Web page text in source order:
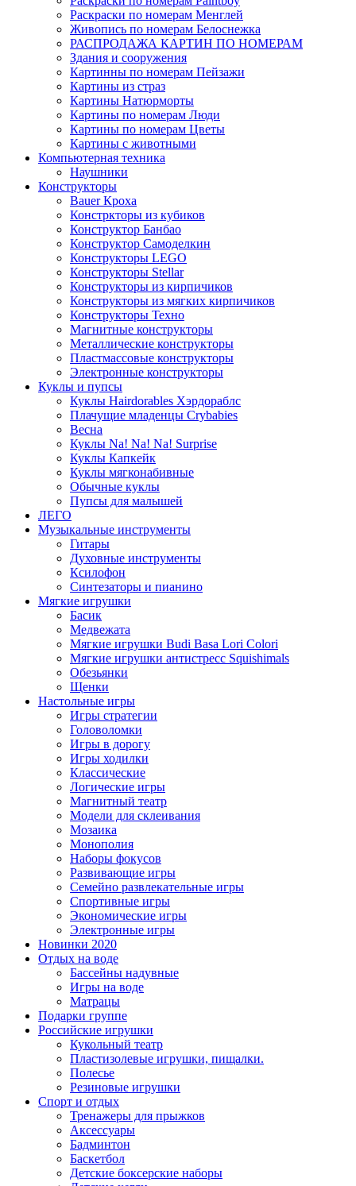
Раскраски по номерам Менглей
Живопись по номерам Белоснежка
РАСПРОДАЖА КАРТИН ПО НОМЕРАМ
Здания и сооружения
Картинны по номерам Пейзажи
Картины из страз
Картины Натюрморты
Картины по номерам Люди
Картины по номерам Цветы
Картины с животными
Компьютерная техника
Наушники
Конструкторы
Bauer Кроха
Констркторы из кубиков
Конструктор Банбао
Конструктор Самоделкин
Конструкторы LEGO
Конструкторы Stellar
Конструкторы из кирпичиков
Конструкторы из мягких кирпичиков
Конструкторы Техно
Магнитные конструкторы
Металлические конструкторы
Пластмассовые конструкторы
Электронные конструкторы
Куклы и пупсы
Куклы Hairdorables Хэрдораблс
Плачущие младенцы Crybabies
Весна
Куклы Na! Na! Na! Surprise
Куклы Капкейк
Куклы мягконабивные
Обычные куклы
Пупсы для малышей
ЛЕГО
Музыкальные инструменты
Гитары
Духовные инструменты
Ксилофон
Синтезаторы и пианино
Мягкие игрушки
Басик
Медвежата
Мягкие игрушки Budi Basa Lori Colori
Мягкие игрушки антистресс Squishimals
Обезьянки
Щенки
Настольные игры
Игры стратегии
Головоломки
Игры в дорогу
Игры ходилки
Классические
Логические игры
Магнитный театр
Модели для склеивания
Мозаика
Монополия
Наборы фокусов
Развивающие игры
Семейно развлекательные игры
Спортивные игры
Экономические игры
Электронные игры
Новинки 2020
Отдых на воде
Бассейны надувные
Игры на воде
Матрацы
Подарки группе
Российские игрушки
Кукольный театр
Пластизолевые игрушки, пищалки.
Полесье
Резиновые игрушки
Спорт и отдых
Тренажеры для прыжков
Аксессуары
Бадминтон
Баскетбол
Детские боксерские наборы